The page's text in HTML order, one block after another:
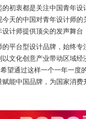
初衷都是关注中国青年
天的中国对青年设计师
计师提供顶尖的发声舞台
平台型设计品牌，始终
文化创意产业带动区域
望通过这样一个一年一
能中国品牌，为国家消